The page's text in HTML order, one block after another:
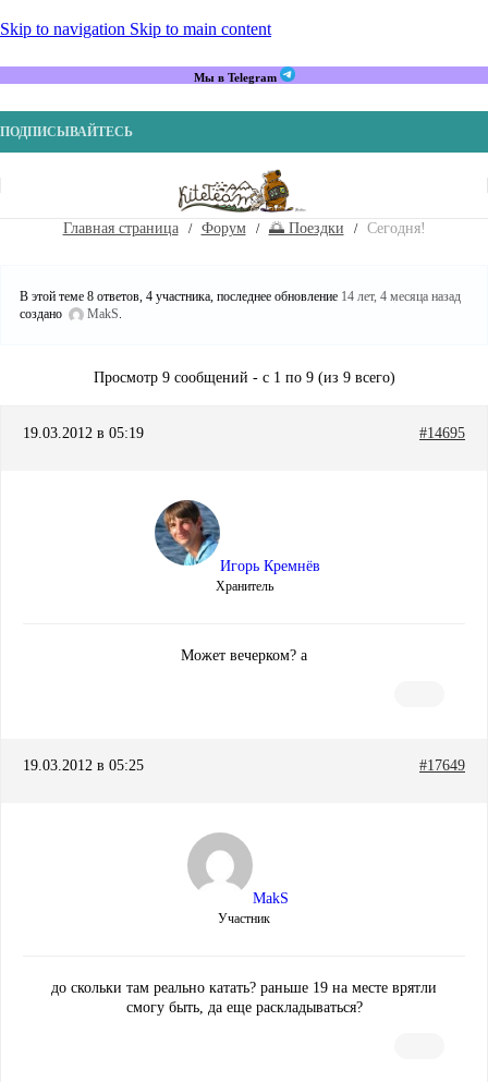
Skip to navigation Skip to main content
Мы в Telegram
ПОДПИСЫВАЙТЕСЬ
Главная страница Форум 🌅 Поездки Сегодня!
В этой теме 8 ответов, 4 участника, последнее обновление 14 лет, 4 месяца назад
создано
MakS.
Просмотр 9 сообщений - с 1 по 9 (из 9 всего)
19.03.2012 в 05:19 #14695
Игорь Кремнёв
Хранитель
Может вечерком? а
19.03.2012 в 05:25 #17649
MakS
Участник
до скольки там реально катать? раньше 19 на месте врятли
смогу быть, да еще раскладываться?